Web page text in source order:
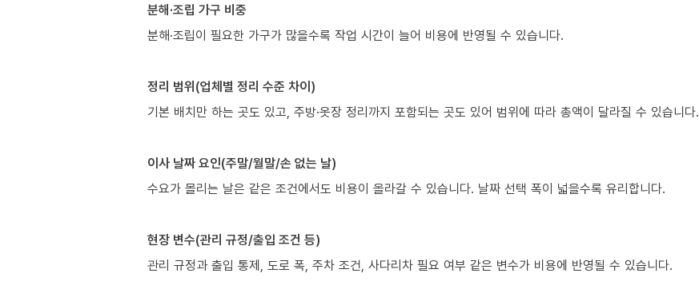
분해·조립 가구 비중
분해·조립이 필요한 가구가 많을수록 작업 시간이 늘어 비용에 반영될 수 있습니다.
정리 범위(업체별 정리 수준 차이)
기본 배치만 하는 곳도 있고, 주방·옷장 정리까지 포함되는 곳도 있어 범위에 따라 총액이 달라질 수 있습니다.
이사 날짜 요인(주말/월말/손 없는 날)
수요가 몰리는 날은 같은 조건에서도 비용이 올라갈 수 있습니다. 날짜 선택 폭이 넓을수록 유리합니다.
현장 변수(관리 규정/출입 조건 등)
관리 규정과 출입 통제, 도로 폭, 주차 조건, 사다리차 필요 여부 같은 변수가 비용에 반영될 수 있습니다.